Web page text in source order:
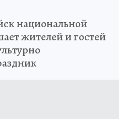
национальной
жителей и гостей